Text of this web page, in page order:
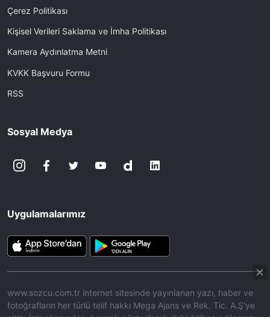
Çerez Politikası
Kişisel Verileri Saklama ve İmha Politikası
Kamera Aydınlatma Metni
KVKK Başvuru Formu
RSS
Sosyal Medya
Uygulamalarımız
www.sozcu.com.tr internet sitesinde yayınlanan yazı, haber ve
fotoğrafların her türlü telif hakkı Mega Ajans ve Rek. Tic. A.Ş'ye